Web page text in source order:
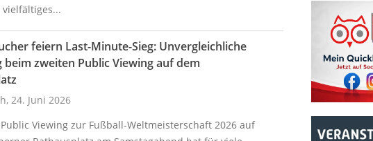
feiern Last-Minute-Sieg: Unvergleichliche
beim zweiten Public Viewing auf dem
24. Juni 2026
Viewing zur Fußball-Weltmeisterschaft 2026 auf